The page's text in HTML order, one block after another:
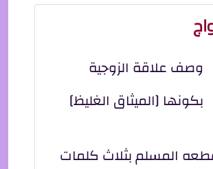
وصف علاقة الزوجية
بكونها [الميثاق الغليظ]
المسلم بثلاث كلمات